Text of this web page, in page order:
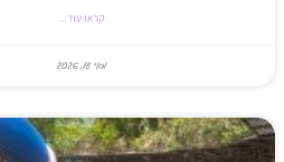
קראו עוד...
מאי 18, 2026